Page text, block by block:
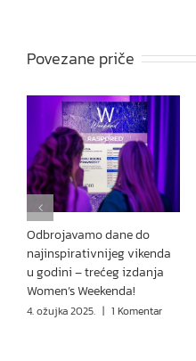
Povezane priče
Odbrojavamo dane do
najinspirativnijeg vikenda
u godini – trećeg izdanja
Women’s Weekenda!
4. ožujka 2025. | 1 Komentar